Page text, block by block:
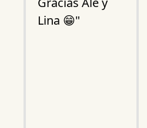
Lina 😁"